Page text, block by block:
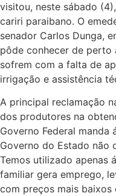
visitou, neste sábado
cariri paraibano. O
senador Carlos Dunga,
pôde conhecer de perto
sofrem com a falta de
irrigação e assistência
A principal reclamação
dos produtores na
Governo Federal manda
Governo do Estado não
Temos utilizado apenas
familiar gera emprego,
com preços mais baixos